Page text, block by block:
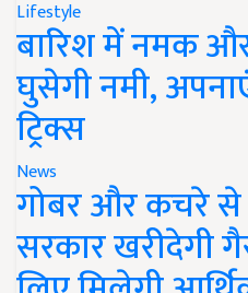
Lifestyle
बारिश में नमक
घुसेगी नमी,
ट्रिक्स
News
गोबर और कचरे से
सरकार खरीदेगी